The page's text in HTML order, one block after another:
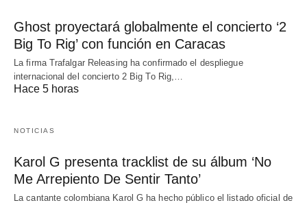
Ghost proyectará globalmente el concierto ‘2
Big To Rig’ con función en Caracas
La firma Trafalgar Releasing ha confirmado el despliegue
internacional del concierto 2 Big To Rig,…
Hace 5 horas
NOTICIAS
Karol G presenta tracklist de su álbum ‘No
Me Arrepiento De Sentir Tanto’
La cantante colombiana Karol G ha hecho público el listado oficial de